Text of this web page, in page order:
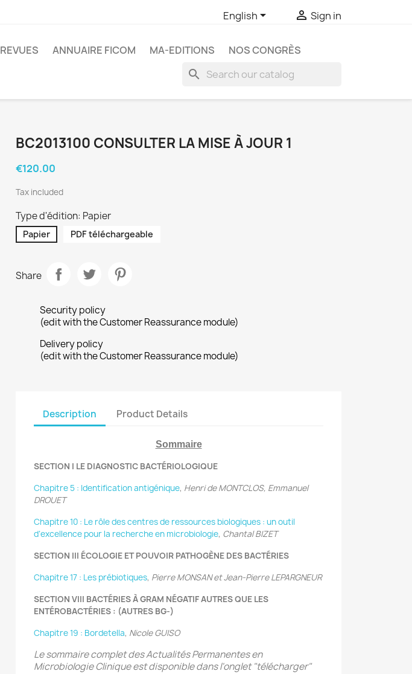
English  Sign in
REVUES ANNUAIRE FICOM MA-EDITIONS NOS CONGRÈS
search
BC2013100 CONSULTER LA MISE À JOUR 1
€120.00
Tax included
Type d'édition: Papier
Papier PDF téléchargeable
Share
Security policy
(edit with the Customer Reassurance module)
Delivery policy
(edit with the Customer Reassurance module)
Description Product Details
Sommaire
SECTION I LE DIAGNOSTIC BACTÉRIOLOGIQUE
Chapitre 5 : Identification antigénique, Henri de MONTCLOS, Emmanuel
DROUET
Chapitre 10 : Le rôle des centres de ressources biologiques : un outil
d’excellence pour la recherche en microbiologie, Chantal BIZET
SECTION III ÉCOLOGIE ET POUVOIR PATHOGÈNE DES BACTÉRIES
Chapitre 17 : Les prébiotiques, Pierre MONSAN et Jean-Pierre LEPARGNEUR
SECTION VIII BACTÉRIES À GRAM NÉGATIF AUTRES QUE LES
ENTÉROBACTÉRIES : (AUTRES BG-)
Chapitre 19 : Bordetella, Nicole GUISO
Le sommaire complet des Actualités Permanentes en
Microbiologie Clinique est disponible dans l'onglet "télécharger"